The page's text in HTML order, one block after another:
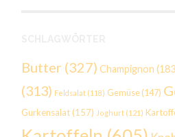
Butter (327) Champignon
(313) Feldsalat (118) Gemüse (147)
Gurkensalat (157) Joghurt (121)